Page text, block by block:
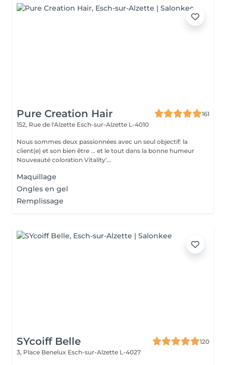
Pure Creation Hair
161
152, Rue de l'Alzette Esch-sur-Alzette L-4010
Nous sommes deux passionnées avec un seul objectif: la
client(e) et son bien être ... et le tout dans la bonne humeur
Nouveauté coloration Vitality'...
Maquillage
Ongles en gel
Remplissage
SYcoiff Belle
120
3, Place Benelux Esch-sur-Alzette L-4027